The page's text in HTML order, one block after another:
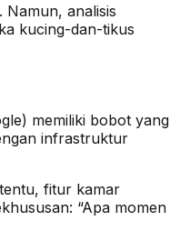
Namun, analisis
kucing-dan-tikus
memiliki bobot yang
infrastruktur
fitur kamar
“Apa momen